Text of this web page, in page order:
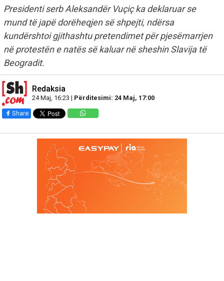
Presidenti serb Aleksandër Vuçiç ka deklaruar se
mund të japë dorëheqjen së shpejti, ndërsa
kundërshtoi gjithashtu pretendimet për pjesëmarrjen
në protestën e natës së kaluar në sheshin Slavija të
Beogradit.
Redaksia
24 Maj, 16:23 | Përditesimi: 24 Maj, 17:00
Share